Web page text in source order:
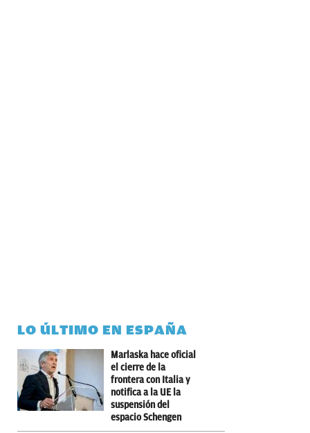
LO ÚLTIMO EN ESPAÑA
Marlaska hace oficial
el cierre de la
frontera con Italia y
notifica a la UE la
suspensión del
espacio Schengen